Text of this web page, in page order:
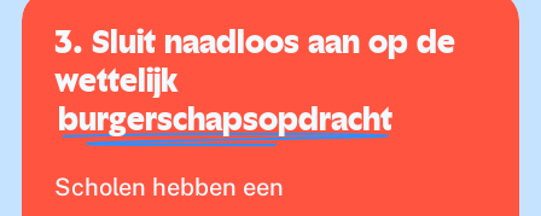
3. Sluit naadloos aan op de
wettelijk
burgerschapsopdracht
Scholen hebben een